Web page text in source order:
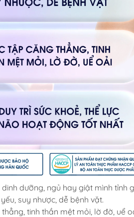
dưỡng, ngủ hay giật mình tỉnh
suy nhược, dễ bệnh vặt.
tinh thần mệt mỏi, lờ đờ, uể